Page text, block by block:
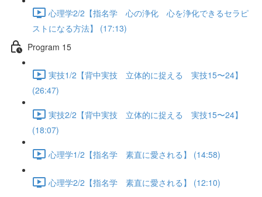
心理学2/2【指名学 心の浄化 心を浄化できるセラピ
ストになる方法】 (17:13)
Program 15
実技1/2【背中実技 立体的に捉える 実技15〜24】
(26:47)
実技2/2【背中実技 立体的に捉える 実技15〜24】
(18:07)
心理学1/2【指名学 素直に愛される】 (14:58)
心理学2/2【指名学 素直に愛される】 (12:10)